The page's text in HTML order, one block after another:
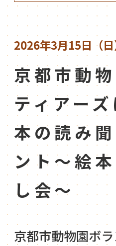
2026年3月15日（日
京都市動
ティアー
本の読み
ント～絵
し会～
京都市動物園ボ